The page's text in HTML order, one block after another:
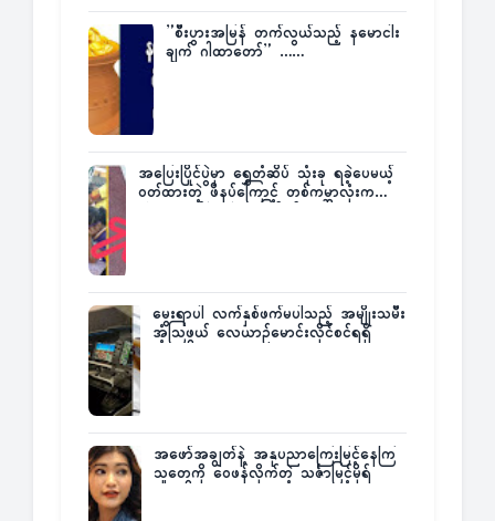
”စီးပွားအမြန် တက်လွယ်သည့် နမောငါး
ချက် ဂါထာတော်” ……
အပြေးပြိုင်ပွဲမှာ ရွှေတံဆိပ် သုံးခု ရခဲ့ပေမယ့်
ဝတ်ထားတဲ့ ဖိနပ်ကြောင့် တစ်ကမ္ဘာလုံးက
မွေးရာပါ လက်နှစ်ဖက်မပါသည့် အမျိုးသမီး
အံ့သြဖွယ် လေယာဉ်မောင်းလိုင်စင်ရရှိ
အဖော်အချွတ်နဲ့ အနုပညာကြေးမြင့်နေကြ
သူတွေကို ဝေဖန်လိုက်တဲ့ သင်္ဇာမြင့်မိုရ်